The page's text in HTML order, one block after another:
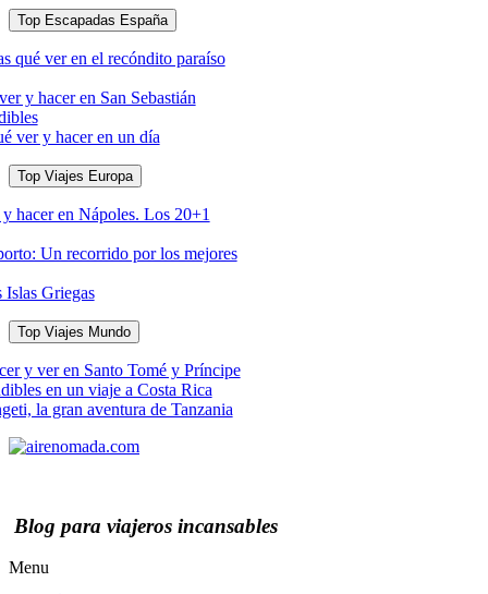
Top Escapadas España
qué ver en el recóndito paraíso
y hacer en San Sebastián
ver y hacer en un día
Top Viajes Europa
hacer en Nápoles. Los 20+1
Un recorrido por los mejores
Griegas
Top Viajes Mundo
y ver en Santo Tomé y Príncipe
en un viaje a Costa Rica
la gran aventura de Tanzania
Blog para viajeros incansables
Menu